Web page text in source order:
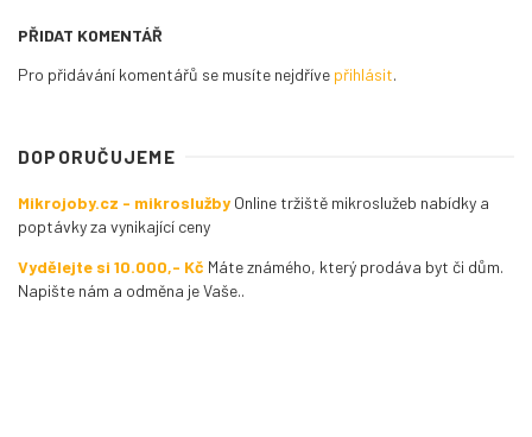
PŘIDAT KOMENTÁŘ
Pro přidávání komentářů se musíte nejdříve přihlásit.
DOPORUČUJEME
Mikrojoby.cz - mikroslužby Online tržiště mikroslužeb nabídky a
poptávky za vynikající ceny
Vydělejte si 10.000,- Kč Máte známého, který prodáva byt či dům.
Napište nám a odměna je Vaše..